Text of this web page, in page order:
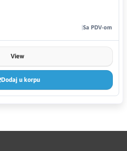
Sa PDV-om
View
Dodaj u korpu